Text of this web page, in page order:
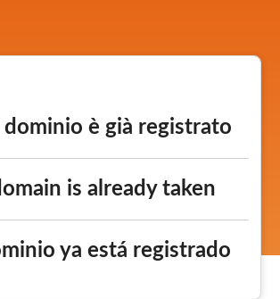
è già registrato
is already taken
ya está registrado